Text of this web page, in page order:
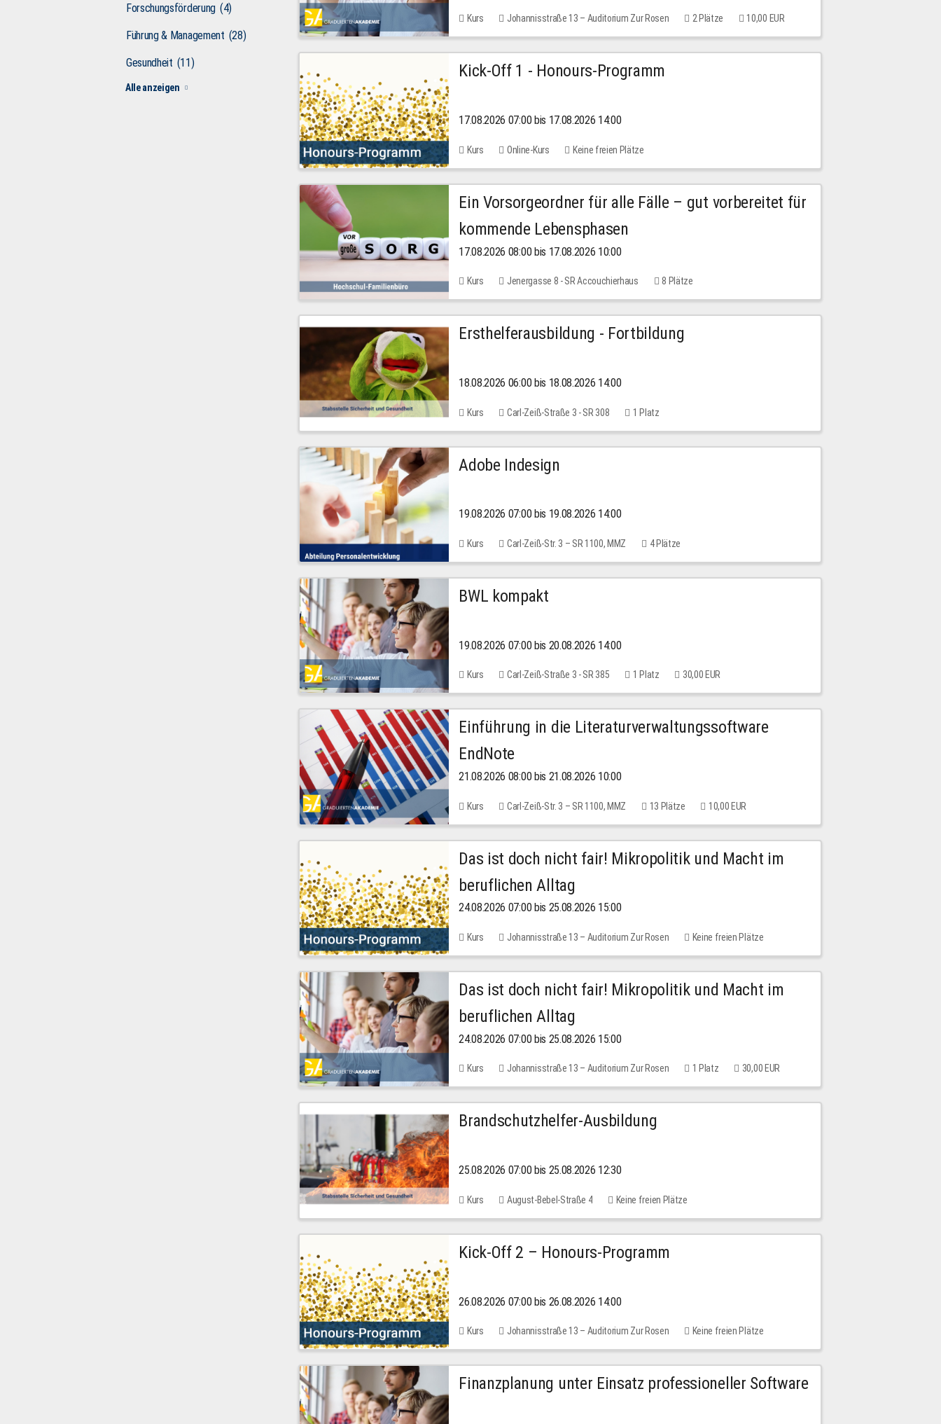
Forschungsförderung (4)
Führung & Management (28)
Gesundheit (11)
Alle anzeigen
Kurs Johannisstraße 13 – Auditorium Zur Rosen 2 Plätze 10,00 EUR
Kick-Off 1 - Honours-Programm
17.08.2026 07:00 bis 17.08.2026 14:00
Kurs Online-Kurs Keine freien Plätze
Ein Vorsorgeordner für alle Fälle – gut vorbereitet für
kommende Lebensphasen
17.08.2026 08:00 bis 17.08.2026 10:00
Kurs Jenergasse 8 - SR Accouchierhaus 8 Plätze
Ersthelferausbildung - Fortbildung
18.08.2026 06:00 bis 18.08.2026 14:00
Kurs Carl-Zeiß-Straße 3 - SR 308 1 Platz
Adobe Indesign
19.08.2026 07:00 bis 19.08.2026 14:00
Kurs Carl-Zeiß-Str. 3 – SR 1100, MMZ 4 Plätze
BWL kompakt
19.08.2026 07:00 bis 20.08.2026 14:00
Kurs Carl-Zeiß-Straße 3 - SR 385 1 Platz 30,00 EUR
Einführung in die Literaturverwaltungssoftware
EndNote
21.08.2026 08:00 bis 21.08.2026 10:00
Kurs Carl-Zeiß-Str. 3 – SR 1100, MMZ 13 Plätze 10,00 EUR
Das ist doch nicht fair! Mikropolitik und Macht im
beruflichen Alltag
24.08.2026 07:00 bis 25.08.2026 15:00
Kurs Johannisstraße 13 – Auditorium Zur Rosen Keine freien Plätze
Das ist doch nicht fair! Mikropolitik und Macht im
beruflichen Alltag
24.08.2026 07:00 bis 25.08.2026 15:00
Kurs Johannisstraße 13 – Auditorium Zur Rosen 1 Platz 30,00 EUR
Brandschutzhelfer-Ausbildung
25.08.2026 07:00 bis 25.08.2026 12:30
Kurs August-Bebel-Straße 4 Keine freien Plätze
Kick-Off 2 – Honours-Programm
26.08.2026 07:00 bis 26.08.2026 14:00
Kurs Johannisstraße 13 – Auditorium Zur Rosen Keine freien Plätze
Finanzplanung unter Einsatz professioneller Software